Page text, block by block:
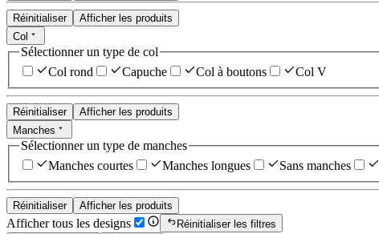
Réinitialiser
Afficher les produits
Col
Sélectionner un type de col
Col rond
Capuche Col à boutons Col V
Réinitialiser
Afficher les produits
Manches
Sélectionner un type de manches
Manches courtes
Manches longues Sans manches
Réinitialiser Afficher les produits
Afficher tous les designs
Réinitialiser les filtres